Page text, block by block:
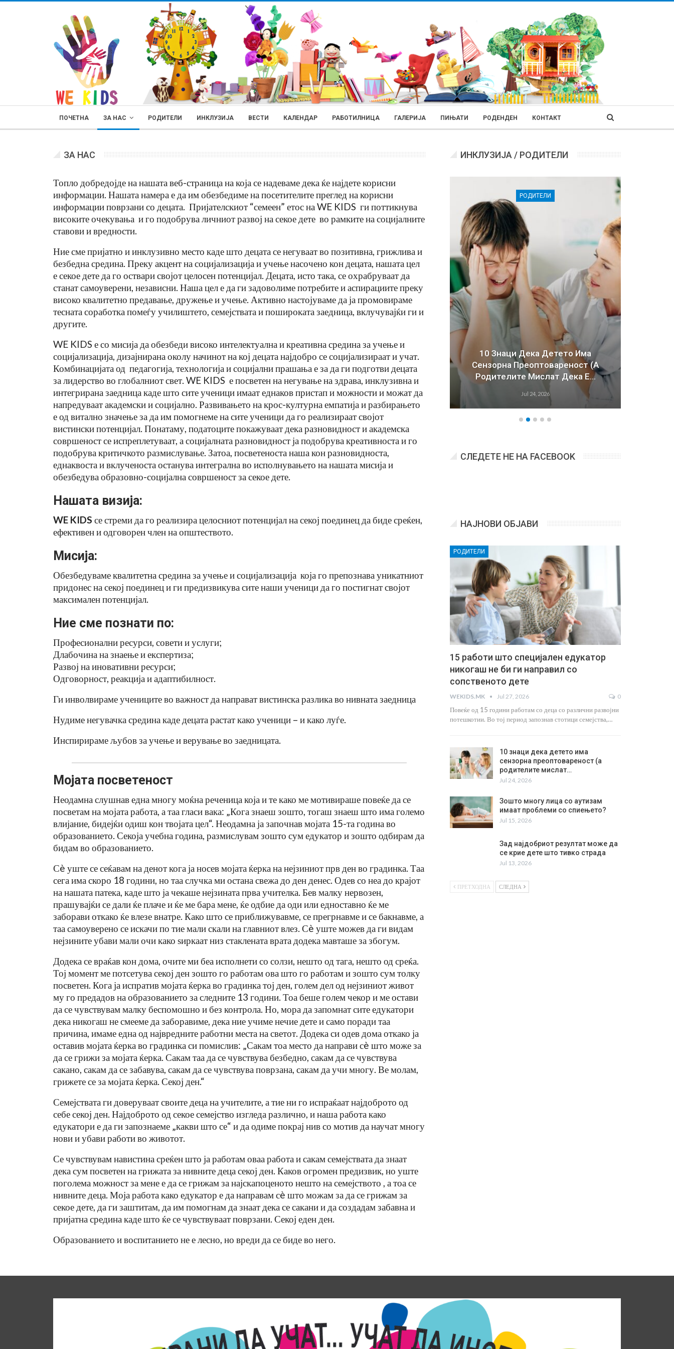
ПОЧЕТНА ЗА НАС РОДИТЕЛИ ИНКЛУЗИЈА ВЕСТИ КАЛЕНДАР РАБОТИЛНИЦА ГАЛЕРИЈА ПИЊАТИ РОДЕНДЕН КОНТАКТ
ЗА НАС
Топло добредојде на нашата веб-страница на која се надеваме дека ќе најдете корисни
информации. Нашата намера е да им обезбедиме на посетителите преглед на корисни
информации поврзани со децата. Пријателскиот “семеен” етос на WE KIDS ги поттикнува
високите очекувања и го подобрува личниот развој на секое дете во рамките на социјалните
ставови и вредности.
Ние сме пријатно и инклузивно место каде што децата се негуваат во позитивна, грижлива и
безбедна средина. Преку акцент на социјализација и учење насочено кон децата, нашата цел
е секое дете да го оствари својот целосен потенцијал. Децата, исто така, се охрабруваат да
станат самоуверени, независни. Наша цел е да ги задоволиме потребите и аспирациите преку
високо квалитетно предавање, дружење и учење. Активно настојуваме да ја промовираме
тесната соработка помеѓу училиштето, семејствата и пошироката заедница, вклучувајќи ги и
другите.
WE KIDS е со мисија да обезбеди високо интелектуална и креативна средина за учење и
социјализација, дизајнирана околу начинот на кој децата најдобро се социјализираат и учат.
Комбинацијата од педагогија, технологија и социјални прашања е за да ги подготви децата
за лидерство во глобалниот свет. WE KIDS е посветен на негување на здрава, инклузивна и
интегрирана заедница каде што сите ученици имаат еднаков пристап и можности и можат да
напредуваат академски и социјално. Развивањето на крос-културна емпатија и разбирањето
е од витално значење за да им помогнеме на сите ученици да го реализираат својот
вистински потенцијал. Понатаму, податоците покажуваат дека разновидност и академска
совршеност се испреплетуваат, а социјалната разновидност ја подобрува креативноста и го
подобрува критичкото размислување. Затоа, посветеноста наша кон разновидноста,
еднаквоста и вклученоста останува интегрална во исполнувањето на нашата мисија и
обезбедува образовно-социјална совршеност за секое дете.
Нашата визија:
WE KIDS се стреми да го реализира целосниот потенцијал на секој поединец да биде среќен,
ефективен и одговорен член на општеството.
Мисија:
Обезбедуваме квалитетна средина за учење и социјализација која го препознава уникатниот
придонес на секој поединец и ги предизвикува сите наши ученици да го постигнат својот
максимален потенцијал.
Ние сме познати по:
Професионални ресурси, совети и услуги;
Длабочина на знаење и експертиза;
Развој на иновативни ресурси;
Одговорност, реакција и адаптибилност.
Ги инволвираме учениците во важност да направат вистинска разлика во нивната заедница
Нудиме негувачка средина каде децата растат како ученици – и како луѓе.
Инспирираме љубов за учење и верување во заедницата.
Мојата посветеност
Неодамна слушнав една многу моќна реченица која и те како ме мотивираше повеќе да се
посветам на мојата работа, а таа гласи вака: „Кога знаеш зошто, тогаш знаеш што има големо
влијание, бидејќи одиш кон твојата цел“. Неодамна ја започнав мојата 15-та година во
образованието. Секоја учебна година, размислувам зошто сум едукатор и зошто одбирам да
бидам во образованието.
Сè уште се сеќавам на денот кога ја носев мојата ќерка на нејзиниот прв ден во градинка. Таа
сега има скоро 18 години, но таа случка ми остана свежа до ден денес. Одев со неа до крајот
на нашата патека, каде што ја чекаше нејзината прва учителка. Бев малку нервозен,
прашувајќи се дали ќе плаче и ќе ме бара мене, ќе одбие да оди или едноставно ќе ме
заборави откако ќе влезе внатре. Како што се приближувавме, се прегрнавме и се бакнавме, а
таа самоуверено се искачи по тие мали скали на главниот влез. Сè уште можев да ги видам
нејзините убави мали очи како ѕиркаат низ стаклената врата додека мавташе за збогум.
Додека се враќав кон дома, очите ми беа исполнети со солзи, нешто од тага, нешто од среќа.
Тој момент ме потсетува секој ден зошто го работам ова што го работам и зошто сум толку
посветен. Кога ја испратив мојата ќерка во градинка тој ден, голем дел од нејзиниот живот
му го предадов на образованието за следните 13 години. Тоа беше голем чекор и ме остави
да се чувствувам малку беспомошно и без контрола. Но, мора да запомнат сите едукатори
дека никогаш не смееме да заборавиме, дека ние учиме нечие дете и само поради таа
причина, имаме една од највредните работни места на светот. Додека си одев дома откако ја
оставив мојата ќерка во градинка си помислив: „Сакам тоа место да направи сè што може за
да се грижи за мојата ќерка. Сакам таа да се чувствува безбедно, сакам да се чувствува
сакано, сакам да се забавува, сакам да се чувствува поврзана, сакам да учи многу. Ве молам,
грижете се за мојата ќерка. Секој ден.“
Семејствата ги доверуваат своите деца на учителите, а тие ни го испраќаат најдоброто од
себе секој ден. Најдоброто од секое семејство изгледа различно, и наша работа како
едукатори е да ги запознаеме „какви што се“ и да одиме покрај нив со мотив да научат многу
нови и убави работи во животот.
Се чувствувам навистина среќен што ја работам оваа работа и сакам семејствата да знаат
дека сум посветен на грижата за нивните деца секој ден. Каков огромен предизвик, но уште
поголема можност за мене е да се грижам за најскапоценото нешто на семејството , а тоа се
нивните деца. Моја работа како едукатор е да направам сè што можам за да се грижам за
секое дете, да ги заштитам, да им помогнам да знаат дека се сакани и да создадам забавна и
пријатна средина каде што ќе се чувствуваат поврзани. Секој еден ден.
Образованието и воспитанието не е лесно, но вреди да се биде во него.
ИНКЛУЗИЈА / РОДИТЕЛИ
РОДИТЕЛИ
Кога Екранот Станува Пречка
Наместо Помош: Развојна
Дисфазија И Современото…
Jul 9, 2026
РОДИТЕЛИ
15 Работи Што Специјален
Едукатор Никогаш Не Би Ги
Направил Со Сопственото Дете
Jul 27, 2026
РОДИТЕЛИ
10 Знаци Дека Детето Има
Сензорна Преоптовареност (а
Родителите Мислат Дека Е…
Jul 24, 2026
СЛЕДЕТЕ НЕ НА FACEBOOK
НАЈНОВИ ОБЈАВИ
РОДИТЕЛИ
15 работи што специјален едукатор
никогаш не би ги направил со
сопственото дете
WEKIDS.MK Jul 27, 2026 0
Повеќе од 15 години работам со деца со различни развојни
потешкотии. Во тој период запознав стотици семејства,…
10 знаци дека детето има
сензорна преоптовареност (а
родителите мислат…
Jul 24, 2026
Зошто многу лица со аутизам
имаат проблеми со спиењето?
Jul 15, 2026
Зад најдобриот резултат може да
се крие дете што тивко страда
Jul 13, 2026
ПРЕТХОДНА СЛЕДНА